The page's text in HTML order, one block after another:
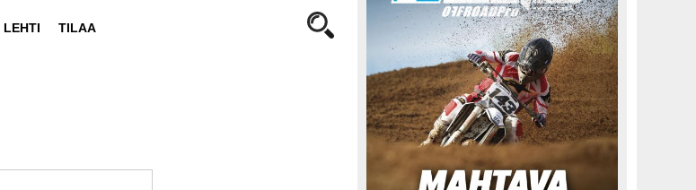
LEHTI TILAA